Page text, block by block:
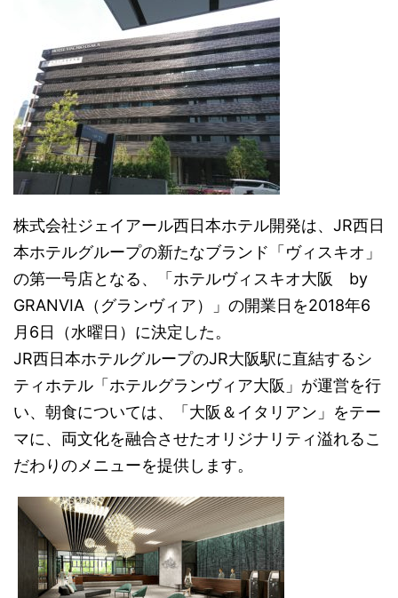
株式会社ジェイアール西日本ホテル開発は、JR西日
本ホテルグループの新たなブランド「ヴィスキオ」
の第一号店となる、「ホテルヴィスキオ大阪 by
GRANVIA（グランヴィア）」の開業日を2018年6
月6日（水曜日）に決定した。
JR西日本ホテルグループのJR大阪駅に直結するシ
ティホテル「ホテルグランヴィア大阪」が運営を行
い、朝食については、「大阪＆イタリアン」をテー
マに、両文化を融合させたオリジナリティ溢れるこ
だわりのメニューを提供します。